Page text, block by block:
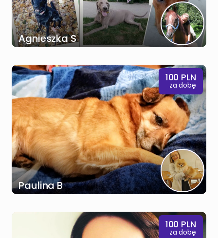
Agnieszka S
100 PLN
za dobę
Paulina B
100 PLN
za dobę